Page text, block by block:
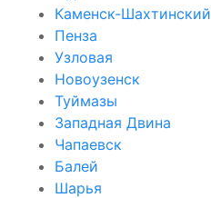
Каменск-Шахтинский
Пенза
Узловая
Новоузенск
Туймазы
Западная Двина
Чапаевск
Балей
Шарья